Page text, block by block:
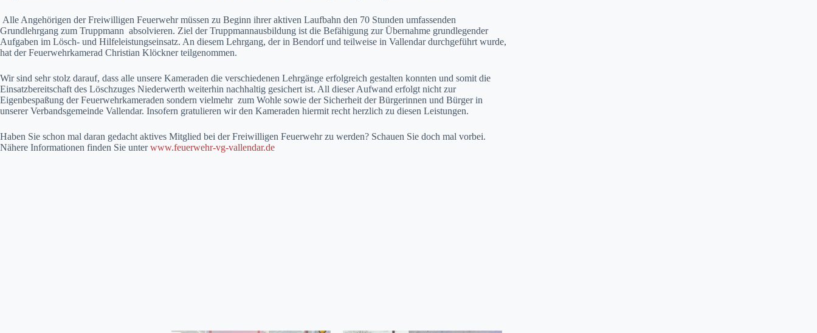
Alle Angehörigen der Freiwilligen Feuerwehr müssen zu Beginn ihrer aktiven Laufbahn den 70 Stunden umfassenden
Grundlehrgang zum Truppmann absolvieren. Ziel der Truppmannausbildung ist die Befähigung zur Übernahme grundlegender
Aufgaben im Lösch- und Hilfeleistungseinsatz. An diesem Lehrgang, der in Bendorf und teilweise in Vallendar durchgeführt wurde,
hat der Feuerwehrkamerad Christian Klöckner teilgenommen.
Wir sind sehr stolz darauf, dass alle unsere Kameraden die verschiedenen Lehrgänge erfolgreich gestalten konnten und somit die
Einsatzbereitschaft des Löschzuges Niederwerth weiterhin nachhaltig gesichert ist. All dieser Aufwand erfolgt nicht zur
Eigenbespaßung der Feuerwehrkameraden sondern vielmehr zum Wohle sowie der Sicherheit der Bürgerinnen und Bürger in
unserer Verbandsgemeinde Vallendar. Insofern gratulieren wir den Kameraden hiermit recht herzlich zu diesen Leistungen.
Haben Sie schon mal daran gedacht aktives Mitglied bei der Freiwilligen Feuerwehr zu werden? Schauen Sie doch mal vorbei.
Nähere Informationen finden Sie unterwww.feuerwehr-vg-vallendar.de